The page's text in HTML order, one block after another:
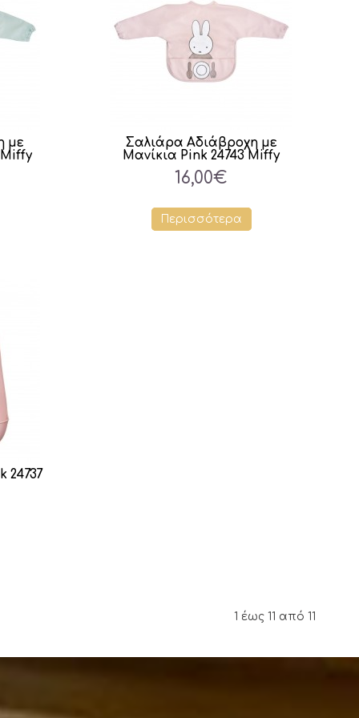
με
Miffy
Σαλιάρα Αδιάβροχη με
Μανίκια Pink 24743 Miffy
16,00€
Περισσότερα
24737
1 έως 11 από 11